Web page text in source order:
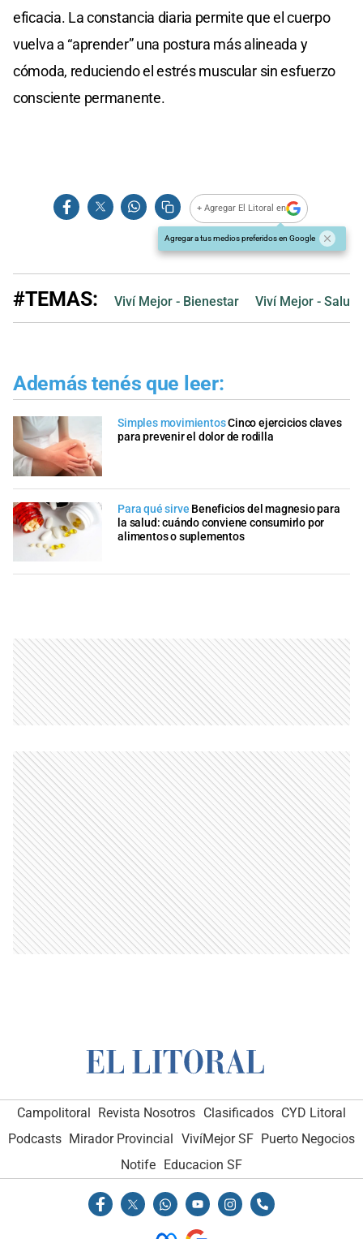
eficacia. La constancia diaria permite que el cuerpo
vuelva a “aprender” una postura más alineada y
cómoda, reduciendo el estrés muscular sin esfuerzo
consciente permanente.
+ Agregar El Litoral en
Agregar a tus medios preferidos en Google
#TEMAS: Viví Mejor - Bienestar Viví Mejor - Salud
Además tenés que leer:
Simples movimientosCinco ejercicios claves
para prevenir el dolor de rodilla
Para qué sirve Beneficios del magnesio para
la salud: cuándo conviene consumirlo por
alimentos o suplementos
Campolitoral Revista Nosotros Clasificados CYD Litoral
Podcasts Mirador Provincial VivíMejor SF Puerto Negocios
Notife Educacion SF